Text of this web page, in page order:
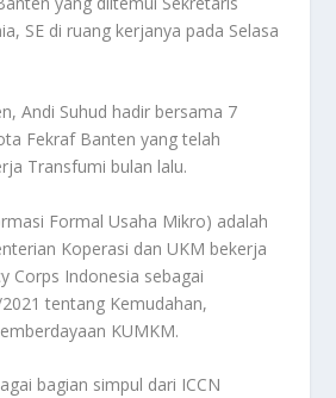
SE di ruang kerjanya pada Selasa
Andi Suhud hadir bersama 7
Fekraf Banten yang telah
Transfumi bulan lalu.
Formal Usaha Mikro) adalah
Koperasi dan UKM bekerja
Corps Indonesia sebagai
tentang Kemudahan,
KUMKM.
bagian simpul dari ICCN